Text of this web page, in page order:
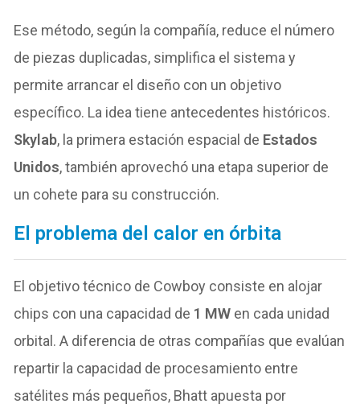
Ese método, según la compañía, reduce el número
de piezas duplicadas, simplifica el sistema y
permite arrancar el diseño con un objetivo
específico. La idea tiene antecedentes históricos.
Skylab, la primera estación espacial de Estados
Unidos, también aprovechó una etapa superior de
un cohete para su construcción.
El problema del calor en órbita
El objetivo técnico de Cowboy consiste en alojar
chips con una capacidad de 1 MW en cada unidad
orbital. A diferencia de otras compañías que evalúan
repartir la capacidad de procesamiento entre
satélites más pequeños, Bhatt apuesta por